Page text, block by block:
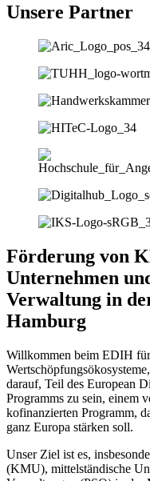
Unsere Partner
Förderung von
Unternehmen
Verwaltung in
Hamburg
Willkommen beim EDIH für
darauf, Teil des European
Programms zu sein, einem
kofinanzierten Programm,
ganz Europa stärken soll.
Unser Ziel ist es,
(KMU), mittelständische